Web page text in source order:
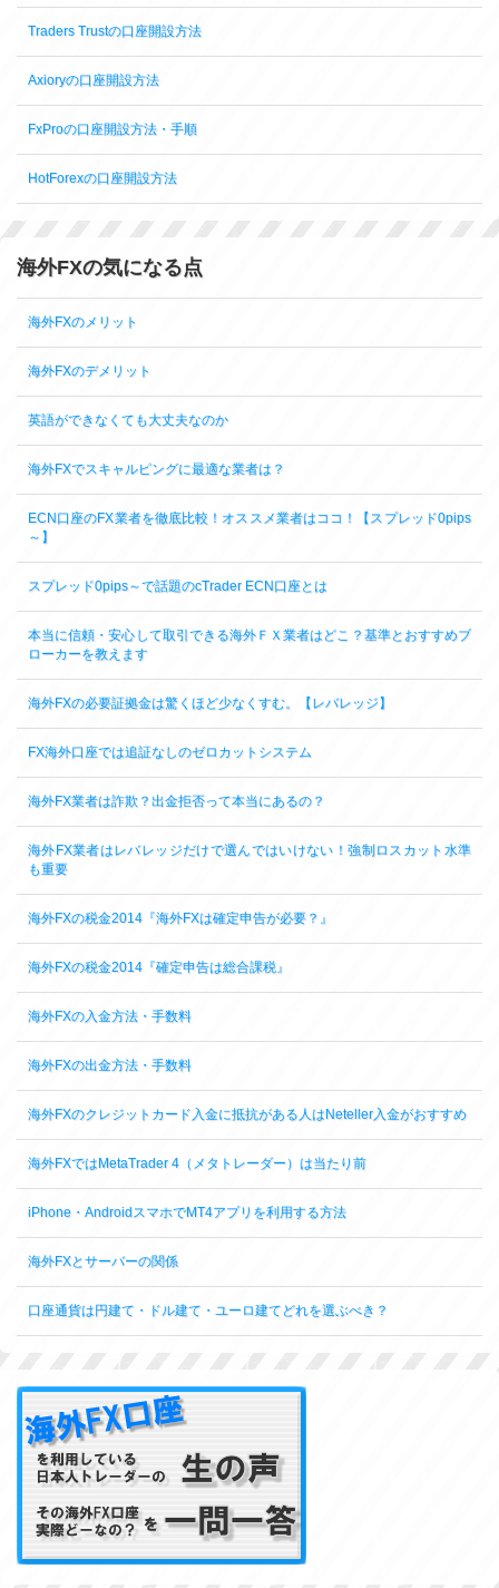
Traders Trustの口座開設方法
Axioryの口座開設方法
FxProの口座開設方法・手順
HotForexの口座開設方法
海外FXの気になる点
海外FXのメリット
海外FXのデメリット
英語ができなくても大丈夫なのか
海外FXでスキャルピングに最適な業者は？
ECN口座のFX業者を徹底比較！オススメ業者はココ！【スプレッド0pips
～】
スプレッド0pips～で話題のcTrader ECN口座とは
本当に信頼・安心して取引できる海外ＦＸ業者はどこ？基準とおすすめブ
ローカーを教えます
海外FXの必要証拠金は驚くほど少なくすむ。【レバレッジ】
FX海外口座では追証なしのゼロカットシステム
海外FX業者は詐欺？出金拒否って本当にあるの？
海外FX業者はレバレッジだけで選んではいけない！強制ロスカット水準
も重要
海外FXの税金2014『海外FXは確定申告が必要？』
海外FXの税金2014『確定申告は総合課税』
海外FXの入金方法・手数料
海外FXの出金方法・手数料
海外FXのクレジットカード入金に抵抗がある人はNeteller入金がおすすめ
海外FXではMetaTrader 4（メタトレーダー）は当たり前
iPhone・AndroidスマホでMT4アプリを利用する方法
海外FXとサーバーの関係
口座通貨は円建て・ドル建て・ユーロ建てどれを選ぶべき？